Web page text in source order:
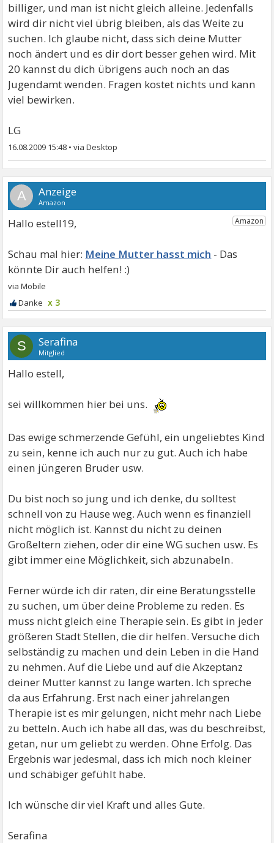
billiger, und man ist nicht gleich alleine. Jedenfalls
wird dir nicht viel übrig bleiben, als das Weite zu
suchen. Ich glaube nicht, dass sich deine Mutter
noch ändert und es dir dort besser gehen wird. Mit
20 kannst du dich übrigens auch noch an das
Jugendamt wenden. Fragen kostet nichts und kann
viel bewirken.
LG
16.08.2009 15:48 •
A
Hallo estell19,
Meine Mutter hasst mich
x 3
S Serafina
Mitglied
Hallo estell,
sei willkommen hier bei uns.
Das ewige schmerzende Gefühl, ein ungeliebtes Kind
zu sein, kenne ich auch nur zu gut. Auch ich habe
einen jüngeren Bruder usw.
Du bist noch so jung und ich denke, du solltest
schnell von zu Hause weg. Auch wenn es finanziell
nicht möglich ist. Kannst du nicht zu deinen
Großeltern ziehen, oder dir eine WG suchen usw. Es
gibt immer eine Möglichkeit, sich abzunabeln.
Ferner würde ich dir raten, dir eine Beratungsstelle
zu suchen, um über deine Probleme zu reden. Es
muss nicht gleich eine Therapie sein. Es gibt in jeder
größeren Stadt Stellen, die dir helfen. Versuche dich
selbständig zu machen und dein Leben in die Hand
zu nehmen. Auf die Liebe und auf die Akzeptanz
deiner Mutter kannst zu lange warten. Ich spreche
da aus Erfahrung. Erst nach einer jahrelangen
Therapie ist es mir gelungen, nicht mehr nach Liebe
zu betteln. Auch ich habe all das, was du beschreibst,
getan, nur um geliebt zu werden. Ohne Erfolg. Das
Ergebnis war jedesmal, dass ich mich noch kleiner
und schäbiger gefühlt habe.
Ich wünsche dir viel Kraft und alles Gute.
Serafina